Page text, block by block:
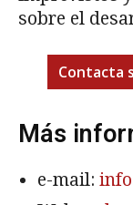
sobre el
Contacta
Más
e-mail: